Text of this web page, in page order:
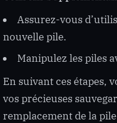
Assurez-vous
nouvelle pile.
Manipulez les piles
En suivant ces étapes,
vos précieuses
remplacement de la